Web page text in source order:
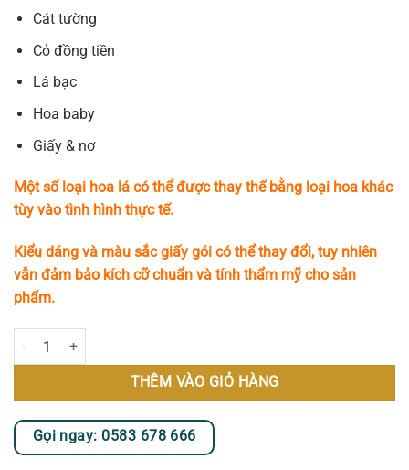
Cát tường
Cỏ đồng tiền
Lá bạc
Hoa baby
Giấy & nơ
Một số loại hoa lá có thể được thay thế bằng loại hoa khác
tùy vào tình hình thực tế.
Kiểu dáng và màu sắc giấy gói có thể thay đổi, tuy nhiên
vẫn đảm bảo kích cỡ chuẩn và tính thẩm mỹ cho sản
phẩm.
Chiều Thu số lượng
THÊM VÀO GIỎ HÀNG
Gọi ngay: 0583 678 666